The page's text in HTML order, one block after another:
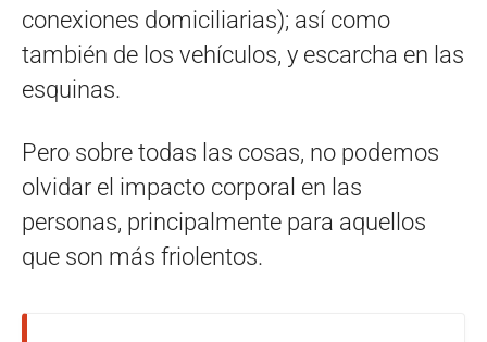
conexiones domiciliarias); así como
también de los vehículos, y escarcha en las
esquinas.
Pero sobre todas las cosas, no podemos
olvidar el impacto corporal en las
personas, principalmente para aquellos
que son más friolentos.